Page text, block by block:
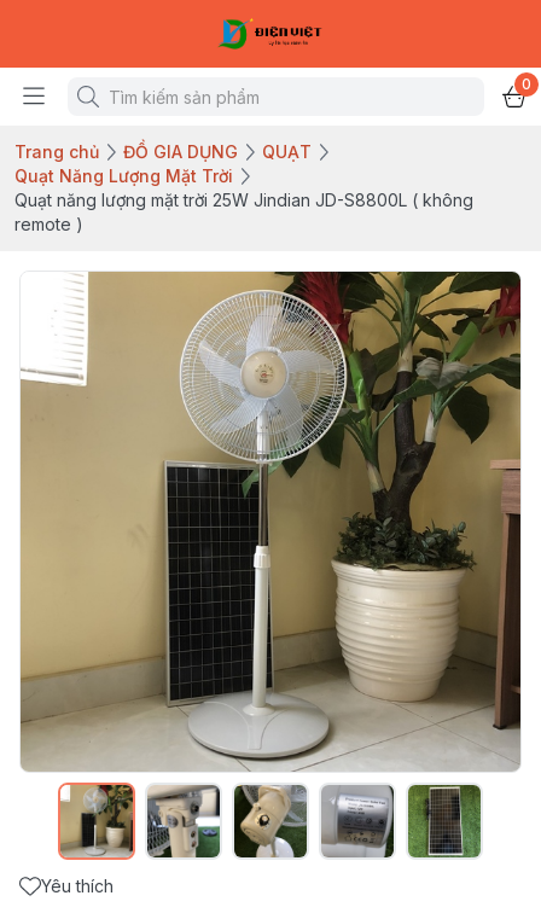
0
Trang chủ ĐỒ GIA DỤNG
QUẠT
Quạt Năng Lượng Mặt Trời
Quạt năng lượng mặt trời 25W Jindian JD-S8800L ( không
remote )
Yêu thích